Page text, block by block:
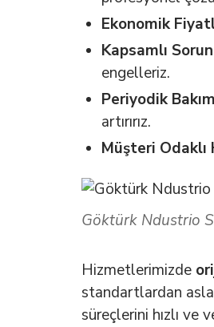
Ekonomik
Kapsamlı
engelleriz.
Periyodik
artırırız.
Müşteri Odaklı
Göktürk Ndustrio
Hizmetlerimizde
standartlardan
süreçlerini hızlı ve